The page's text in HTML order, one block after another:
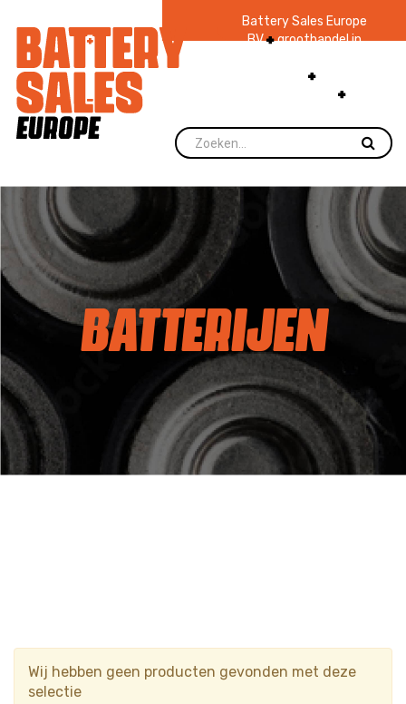
Battery Sales Europe
BV groothandel in
zaklampen Ruim 48
jaar ervaring
voorraad.
BATTERIJEN
Wij hebben geen producten gevonden met deze
selectie